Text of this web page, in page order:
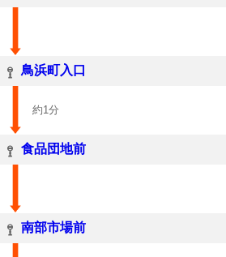
鳥浜町入口
約1分
食品団地前
南部市場前